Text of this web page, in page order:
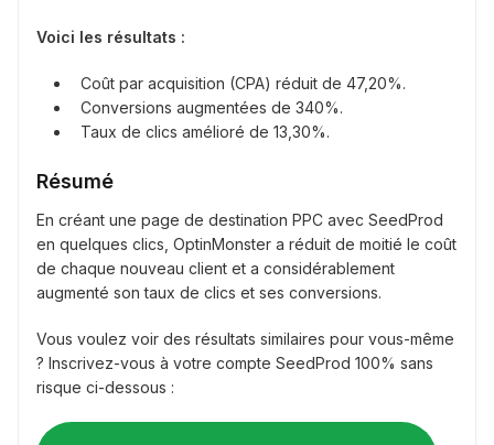
Voici les résultats :
Coût par acquisition (CPA) réduit de 47,20%.
Conversions augmentées de 340%.
Taux de clics amélioré de 13,30%.
Résumé
En créant une page de destination PPC avec SeedProd
en quelques clics, OptinMonster a réduit de moitié le coût
de chaque nouveau client et a considérablement
augmenté son taux de clics et ses conversions.
Vous voulez voir des résultats similaires pour vous-même
? Inscrivez-vous à votre compte SeedProd 100% sans
risque ci-dessous :